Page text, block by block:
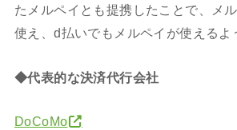
たメルペイとも提携したことで、メ
使え、d払いでもメルペイが使えるよ
◆代表的な決済代行会社
DoCoMo